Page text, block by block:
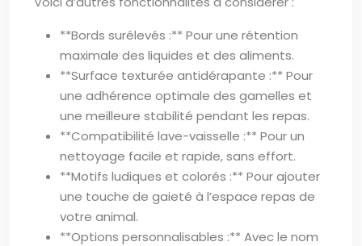
**Bords surélevés :** Pour une rétention
maximale des liquides et des aliments.
**Surface texturée antidérapante :** Pour
une adhérence optimale des gamelles et
une meilleure stabilité pendant les repas.
**Compatibilité lave-vaisselle :** Pour un
nettoyage facile et rapide, sans effort.
**Motifs ludiques et colorés :** Pour ajouter
une touche de gaieté à l’espace repas de
votre animal.
**Options personnalisables :** Avec le nom